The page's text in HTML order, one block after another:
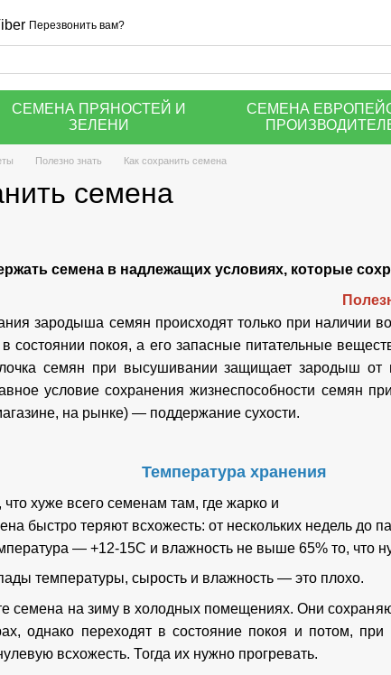
Перезвонить вам?
СЕМЕНА ПРЯНОСТЕЙ И
ЗЕЛЕНИ
СЕМЕНА
Полезно знать Как сохранить семена
семена
семена в надлежащих условиях, которые
зародыша семян происходят только при наличии
состоянии покоя, а его запасные питательные
семян при высушивании защищает зародыш от
условие сохранения жизнеспособности семян
на рынке) — поддержание сухости.
Температура хранения
хуже всего семенам там, где жарко и
быстро теряют всхожесть: от нескольких недель до
— +12-15С и влажность не выше 65% то, что
температуры, сырость и влажность — это плохо.
семена на зиму в холодных помещениях. Они
однако переходят в состояние покоя и потом,
всхожесть. Тогда их нужно прогревать.